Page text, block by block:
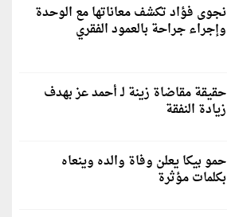
نجوى فؤاد تكشف معاناتها مع الوحدة
وإجراء جراحة بالعمود الفقري
حقيقة مقاضاة زينة لـ أحمد عز بهدف
زيادة النفقة
حمو بيكا يعلن وفاة والده وينعاه
بكلمات مؤثرة